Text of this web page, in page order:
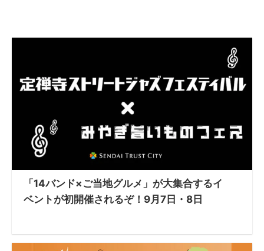
「14バンド×ご当地グルメ」が大集合するイ
ベントが初開催されるぞ！9月7日・8日